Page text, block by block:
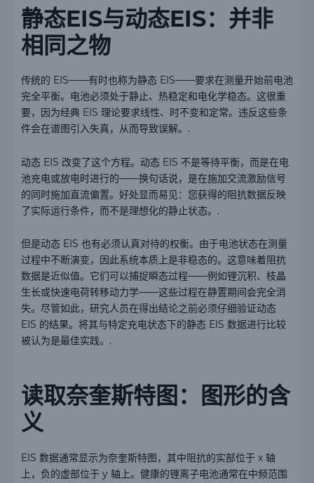
静态EIS与动态EIS：并非
相同之物
传统的 EIS——有时也称为静态 EIS——要求在测量开始前电池
完全平衡。电池必须处于静止、热稳定和电化学稳态。这很重
要，因为经典 EIS 理论要求线性、时不变和定常。违反这些条
件会在谱图引入失真，从而导致误解。.
动态 EIS 改变了这个方程。动态 EIS 不是等待平衡，而是在电
池充电或放电时进行的——换句话说，是在施加交流激励信号
的同时施加直流偏置。好处显而易见：您获得的阻抗数据反映
了实际运行条件，而不是理想化的静止状态。.
但是动态 EIS 也有必须认真对待的权衡。由于电池状态在测量
过程中不断演变，因此系统本质上是非稳态的。这意味着阻抗
数据是近似值。它们可以捕捉瞬态过程——例如锂沉积、枝晶
生长或快速电荷转移动力学——这些过程在静置期间会完全消
失。尽管如此，研究人员在得出结论之前必须仔细验证动态
EIS 的结果。将其与特定充电状态下的静态 EIS 数据进行比较
被认为是最佳实践。.
读取奈奎斯特图：图形的含
义
EIS 数据通常显示为奈奎斯特图，其中阻抗的实部位于 x 轴
上，负的虚部位于 y 轴上。健康的锂离子电池通常在中频范围